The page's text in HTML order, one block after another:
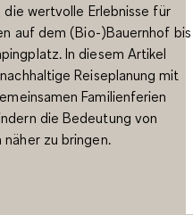
wertvolle Erlebnisse für
auf dem (Bio-)Bauernhof bis
In diesem Artikel
Reiseplanung mit
Familienferien
die Bedeutung von
zu bringen.